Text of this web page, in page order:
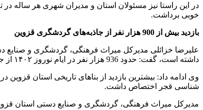
در این راستا نیز مسئولان استان و مدیران شهری هر ساله
خوبی برداشت.
بازدید بیش از 900 هزار نفر از جاذبه‌های گردشگری قزوین
علیرضا خزائلی مدیرکل میراث فرهنگی، گردشگری و صنایع
داشته است، گفت: حدود 936 هزار نفر در ایام نوروز ۱۴۰۲ از جاذبه‌های گردشگری استان شامل بناهای تاریخی و آثار طبیعی استان بازدید کردند.
وی ادامه داد: بیشترین بازدید از بناهای تاریخی استان
شناسی قجر اختصاص داشت.
مدیرکل میراث فرهنگی، گردشگری و صنایع دستی استان